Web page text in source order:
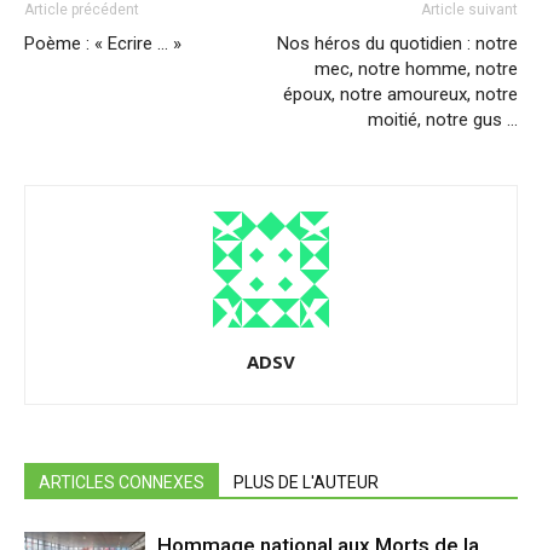
Article précédent
Poème : « Ecrire … »
Article suivant
Nos héros du quotidien : notre
mec, notre homme, notre
époux, notre amoureux, notre
moitié, notre gus …
ADSV
ARTICLES CONNEXES PLUS DE L'AUTEUR
Hommage national aux Morts de la